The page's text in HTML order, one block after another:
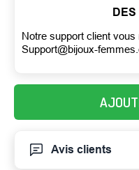
Notre support client vous
Support@bijoux-
Avis clients